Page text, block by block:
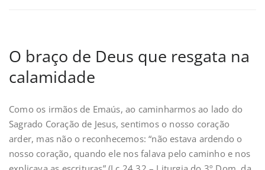
O braço de Deus que resgata na
calamidade
Como os irmãos de Emaús, ao caminharmos ao lado do
Sagrado Coração de Jesus, sentimos o nosso coração
arder, mas não o reconhecemos: “não estava ardendo o
nosso coração, quando ele nos falava pelo caminho e nos